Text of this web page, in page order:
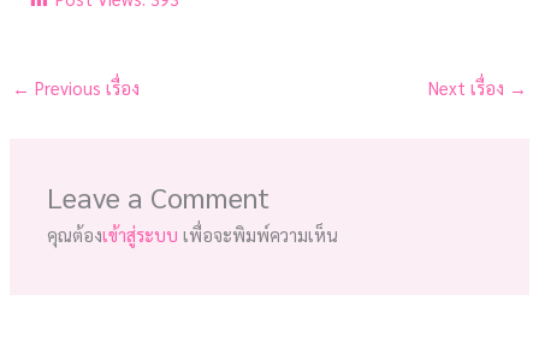
← Previous เรื่อง Next เรื่อง →
Leave a Comment
คุณต้องเข้าสู่ระบบ เพื่อจะพิมพ์ความเห็น